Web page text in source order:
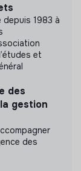
du
de
depuis 1983 à
et
des
gestion
des